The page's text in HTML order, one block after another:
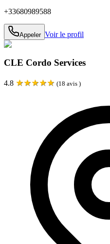
+33680989588
Appeler Voir le profil
CLE Cordo Services
4.8 ★★★★★ (18 avis )